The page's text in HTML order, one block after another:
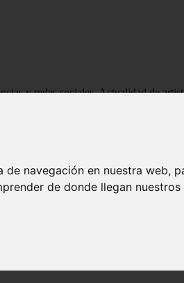
navegación en nuestra web,
de donde llegan
y redes sociales. Actualidad de